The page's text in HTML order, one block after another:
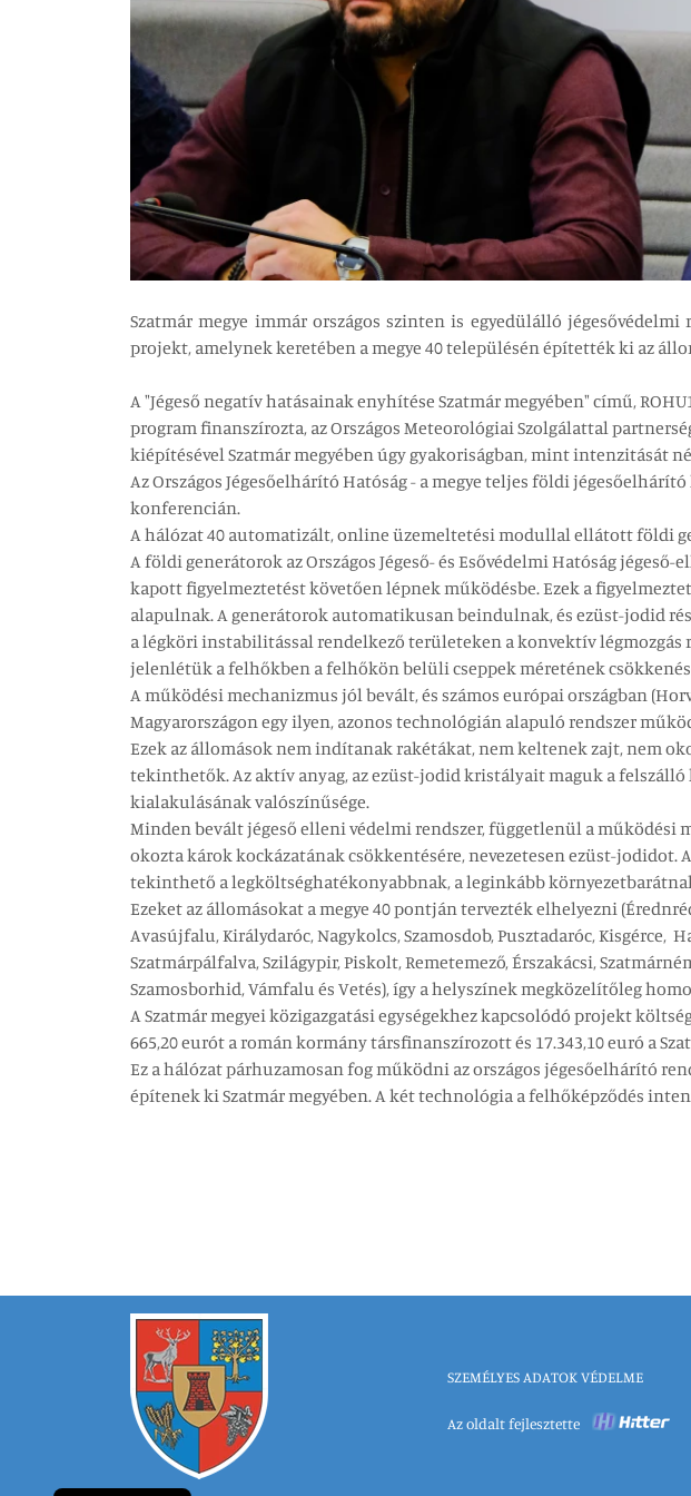
Szatmár megye immár országos szinten is egyedülálló
projekt, amelynek keretében a megye 40 településén építették ki az
A "Jégeső negatív hatásainak enyhítése Szatmár megyében" című,
program finanszírozta, az Országos Meteorológiai Szolgálattal
kiépítésével Szatmár megyében úgy gyakoriságban, mint intenzitását
Az Országos Jégesőelhárító Hatóság - a megye teljes földi
konferencián.
A hálózat 40 automatizált, online üzemeltetési modullal ellátott földi
A földi generátorok az Országos Jégeső- és Esővédelmi Hatóság
kapott figyelmeztetést követően lépnek működésbe. Ezek a
alapulnak. A generátorok automatikusan beindulnak, és ezüst-jodid
a légköri instabilitással rendelkező területeken a konvektív légmozgás
jelenlétük a felhőkben a felhőkön belüli cseppek méretének
A működési mechanizmus jól bevált, és számos európai országban
Magyarországon egy ilyen, azonos technológián alapuló rendszer
Ezek az állomások nem indítanak rakétákat, nem keltenek zajt, nem
tekinthetők. Az aktív anyag, az ezüst-jodid kristályait maguk a
kialakulásának valószínűsége.
Minden bevált jégeső elleni védelmi rendszer, függetlenül a működési
okozta károk kockázatának csökkentésére, nevezetesen ezüst-
tekinthető a legköltséghatékonyabbnak, a leginkább
Ezeket az állomásokat a megye 40 pontján tervezték elhelyezni
Avasújfalu, Királydaróc, Nagykolcs, Szamosdob, Pusztadaróc,
Szatmárpálfalva, Szilágypir, Piskolt, Remetemező, Érszakácsi,
Szamosborhid, Vámfalu és Vetés), így a helyszínek megközelítőleg
A Szatmár megyei közigazgatási egységekhez kapcsolódó projekt
665,20 eurót a román kormány társfinanszírozott és 17.343,10 euró a
Ez a hálózat párhuzamosan fog működni az országos jégesőelhárító
építenek ki Szatmár megyében. A két technológia a felhőképződés
SZEMÉLYES ADATOK VÉDELME
Az oldalt fejlesztette